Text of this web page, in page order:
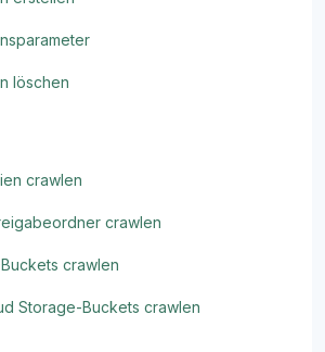
löschen
crawlen
crawlen
crawlen
Storage-Buckets crawlen